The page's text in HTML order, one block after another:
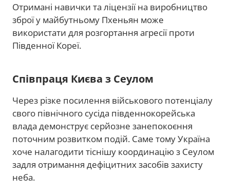
Отримані навички та ліцензії на виробництво
зброї у майбутньому Пхеньян може
використати для розгортання агресії проти
Південної Кореї.
Співпраця Києва з Сеулом
Через різке посилення військового потенціалу
свого північного сусіда південнокорейська
влада демонструє серйозне занепокоєння
поточним розвитком подій. Саме тому Україна
хоче налагодити тіснішу координацію з Сеулом
задля отримання дефіцитних засобів захисту
неба.